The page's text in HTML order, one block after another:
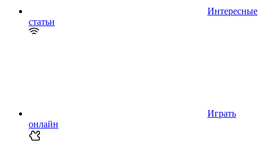
Интересные
статьи
Играть
онлайн